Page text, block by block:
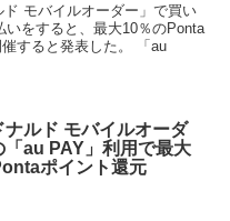
モバイルオーダー」で買い
いをすると、最大10％のPonta
すると発表した。 「au
ナルド モバイルオーダ
「au PAY」利用で最大
ポイント還元